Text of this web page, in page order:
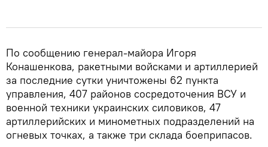
По сообщению генерал-майора Игоря
Конашенкова, ракетными войсками и артиллерией
за последние сутки уничтожены 62 пункта
управления, 407 районов сосредоточения ВСУ и
военной техники украинских силовиков, 47
артиллерийских и минометных подразделений на
огневых точках, а также три склада боеприпасов.